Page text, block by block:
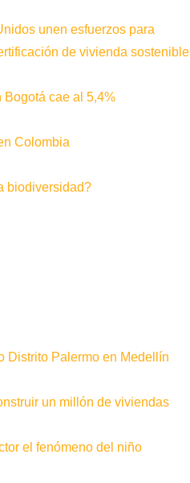
unen esfuerzos para
de vivienda sostenible
Bogotá cae al 5,4%
Colombia
biodiversidad?
Distrito Palermo en Medellín
un millón de viviendas
el fenómeno del niño